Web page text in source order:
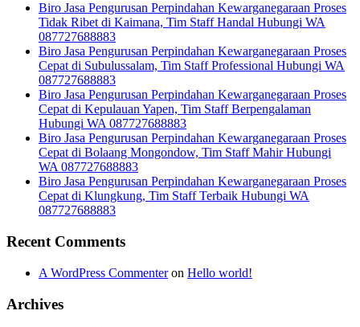
Biro Jasa Pengurusan Perpindahan Kewarganegaraan Proses
Tidak Ribet di Kaimana, Tim Staff Handal Hubungi WA
087727688883
Biro Jasa Pengurusan Perpindahan Kewarganegaraan Proses
Cepat di Subulussalam, Tim Staff Professional Hubungi WA
087727688883
Biro Jasa Pengurusan Perpindahan Kewarganegaraan Proses
Cepat di Kepulauan Yapen, Tim Staff Berpengalaman
Hubungi WA 087727688883
Biro Jasa Pengurusan Perpindahan Kewarganegaraan Proses
Cepat di Bolaang Mongondow, Tim Staff Mahir Hubungi
WA 087727688883
Biro Jasa Pengurusan Perpindahan Kewarganegaraan Proses
Cepat di Klungkung, Tim Staff Terbaik Hubungi WA
087727688883
Recent Comments
A WordPress Commenteron Hello world!
Archives